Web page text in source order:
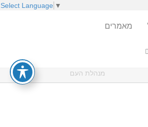
Select Language ▼
מאמרים
מנהלת העם